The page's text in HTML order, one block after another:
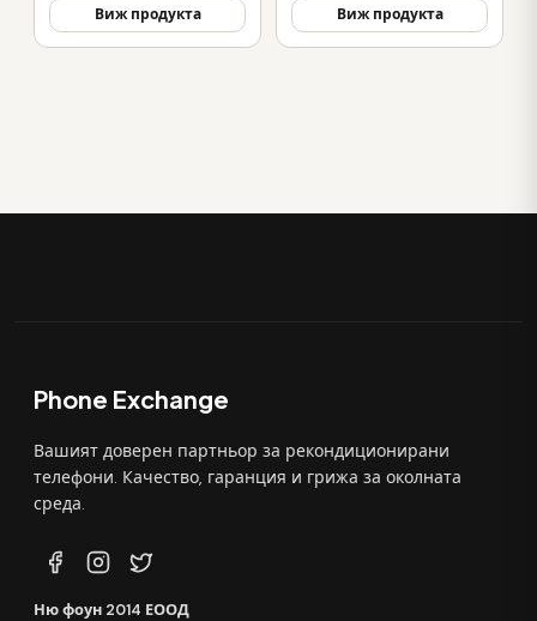
Виж продукта Виж продукта
Phone Exchange
Вашият доверен партньор за рекондиционирани
телефони. Качество, гаранция и грижа за околната
среда.
Ню фоун 2014 ЕООД